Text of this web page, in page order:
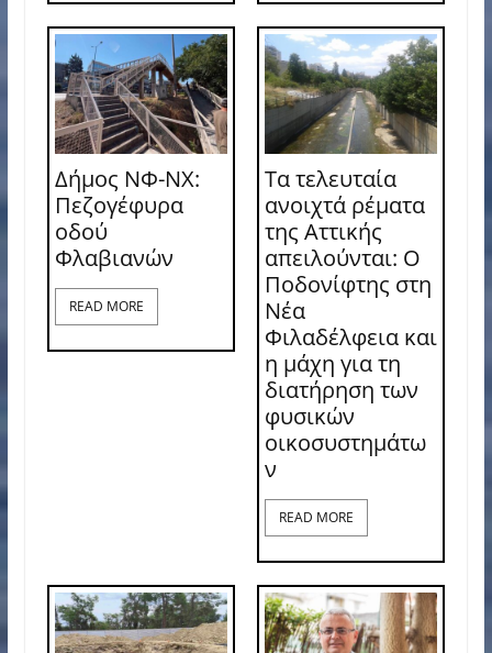
Δήμος ΝΦ-ΝΧ:
Πεζογέφυρα
οδού
Φλαβιανών
READ MORE
Τα τελευταία
ανοιχτά ρέματα
της Αττικής
απειλούνται: Ο
Ποδονίφτης στη
Νέα
Φιλαδέλφεια και
η μάχη για τη
διατήρηση των
φυσικών
οικοσυστημάτω
ν
READ MORE